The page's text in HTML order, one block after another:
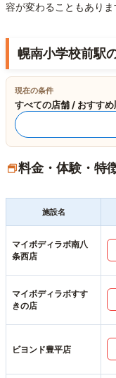
容が変わることもありま
幌南小学校前駅
現在の条件
すべての店舗 / おすすめ
料金・体験・特
施設名
マイボディラボ南八
条西店
マイボディラボすす
きの店
ビヨンド豊平店